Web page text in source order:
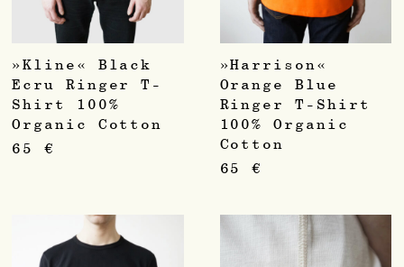
»Kline« Black
Ecru Ringer T-
Shirt 100%
Organic Cotton
65 €
»Harrison«
Orange Blue
Ringer T-Shirt
100% Organic
Cotton
65€